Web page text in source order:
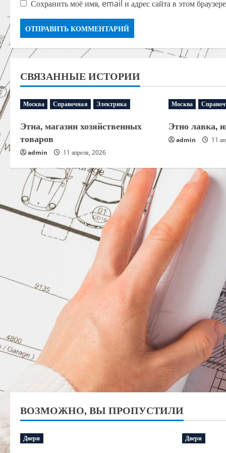
Сохранить моё имя, email и адрес сайта в этом
СВЯЗАННЫЕ ИСТОРИИ
Москва Справочная Электрика
Этна, магазин хозяйственных
товаров
admin 11 апреля, 2026
Москва
Этно лавка,
admin 11
ВОЗМОЖНО, ВЫ ПРОПУСТИЛИ
Двери Двери